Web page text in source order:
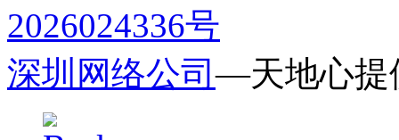
2026024336号
深圳网络公司—天地心提